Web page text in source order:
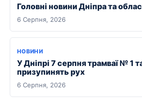
Головні новини Дніпра та
6 Серпня, 2026
НОВИНИ
У Дніпрі 7 серпня трамваї № 1
призупинять рух
6 Серпня, 2026